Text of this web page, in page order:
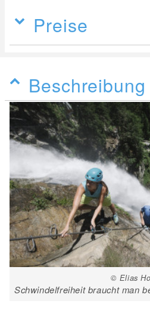
Preise
Beschreibung
© Elias
Schwindelfreiheit braucht man